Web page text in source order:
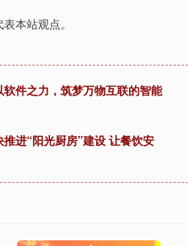
本站观点。
件之力，筑梦万物互联的智能
进“阳光厨房”建设 让餐饮安